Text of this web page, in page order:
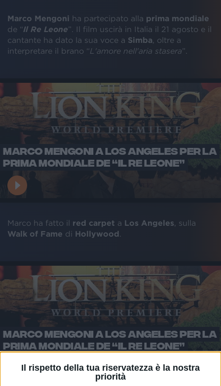
Il rispetto della tua riservatezza è la nostra
priorità
Marco Mengoni ha partecipato alla prima mondiale
de “Il Re Leone”. Il film uscirà in Italia il 21 agosto e il
cantante ha dato la sua voce a Simba , oltre a
interpretare il brano “L'amore nell'aria stasera”.
MARCO MENGONI A LOS ANGELES PER LA
PRIMA MONDIALE DE “IL RE LEONE”
Marco ha fatto il red carpet a Los Angeles , sulla
Walk of Fame di Hollywood
MARCO MENGONI A LOS ANGELES PER LA
PRIMA MONDIALE DE “IL RE LEONE”